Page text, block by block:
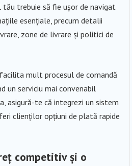
tău trebuie să fie ușor de navigat
esențiale, precum detalii
zone de livrare și politici de
mult procesul de comandă
un serviciu mai convenabil
asigură-te că integrezi un sistem
clienților opțiuni de plată rapide
competitiv și o